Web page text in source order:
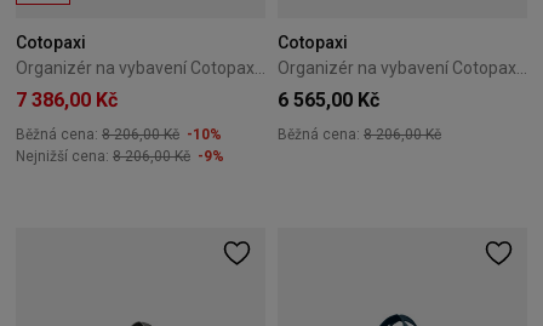
Cotopaxi
7 386,00 Kč
Běžná cena: 8 206,00 Kč -10%
Nejnižší cena: 8 206,00 Kč -9%
Cotopaxi
6 565,00 Kč
Běžná cena: 8 206,00 Kč